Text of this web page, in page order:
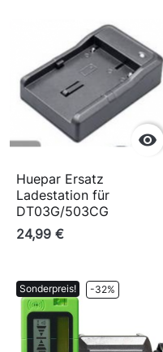

Huepar Ersatz
Ladestation für
DT03G/503CG
24,99 €
Sonderpreis! -32%